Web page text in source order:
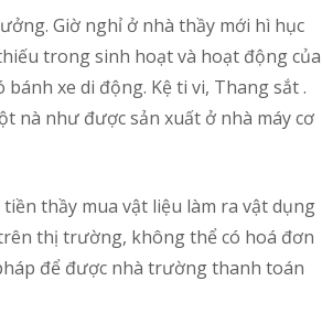
Giờ nghỉ ở nhà thầy mới hì hục
trong sinh hoạt và hoạt động của
xe di động. Kệ ti vi, Thang sắt .
nà như được sản xuất ở nhà máy cơ
thầy mua vật liệu làm ra vật dụng
thị trường, không thể có hoá đơn
để được nhà trường thanh toán